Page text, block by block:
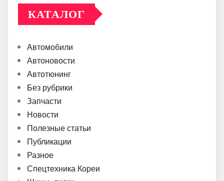
КАТАЛОГ
Автомобили
Автоновости
Автотюнинг
Без рубрики
Запчасти
Новости
Полезные статьи
Публикации
Разное
Спецтехника Кореи